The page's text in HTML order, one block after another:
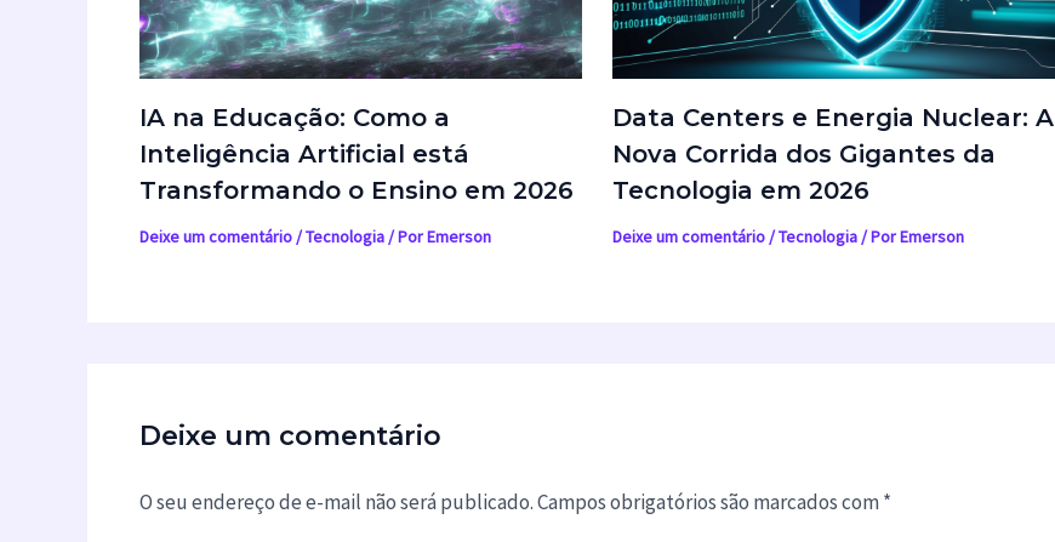
IA na Educação: Como a
Inteligência Artificial está
Transformando o Ensino em 2026
Deixe um comentário/Tecnologia/ PorEmerson
Data Centers e Energia Nuclear: A
Nova Corrida dos Gigantes da
Tecnologia em 2026
Deixe um comentário/Tecnologia/ PorEmerson
Deixe um comentário
O seu endereço de e-mail não será publicado.Campos obrigatórios são marcados com*